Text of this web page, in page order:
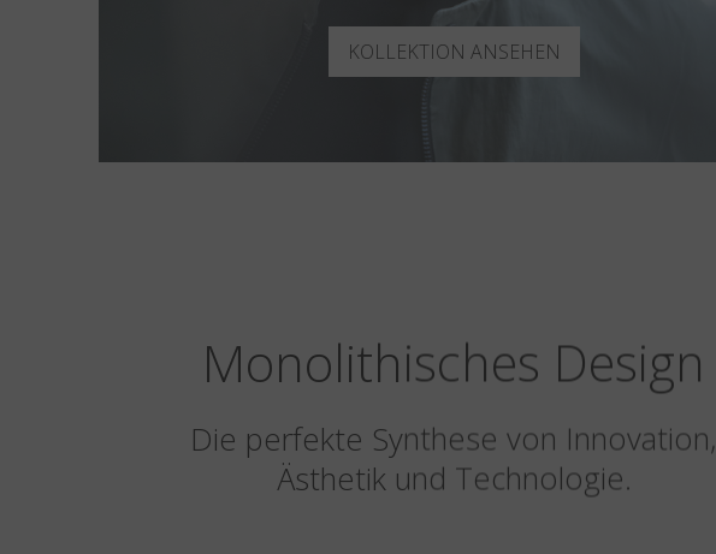
KOLLEKTION ANSEHEN
Monolithisches Design
Die perfekte Synthese von Innovation,
Ästhetik und Technologie.